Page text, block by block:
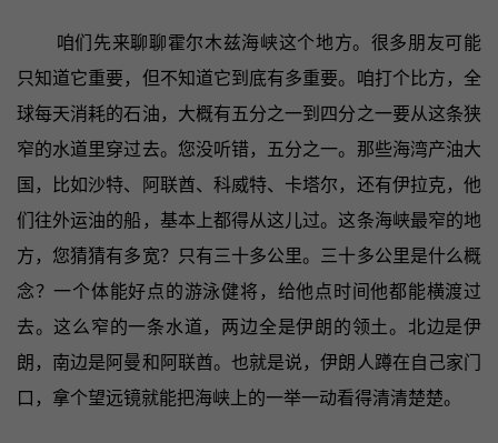
咱们先来聊聊霍尔木兹海峡这个地方。很多朋友可能
只知道它重要，但不知道它到底有多重要。咱打个比方，全
球每天消耗的石油，大概有五分之一到四分之一要从这条狭
窄的水道里穿过去。您没听错，五分之一。那些海湾产油大
国，比如沙特、阿联酋、科威特、卡塔尔，还有伊拉克，他
们往外运油的船，基本上都得从这儿过。这条海峡最窄的地
方，您猜猜有多宽？只有三十多公里。三十多公里是什么概
念？一个体能好点的游泳健将，给他点时间他都能横渡过
去。这么窄的一条水道，两边全是伊朗的领土。北边是伊
朗，南边是阿曼和阿联酋。也就是说，伊朗人蹲在自己家门
口，拿个望远镜就能把海峡上的一举一动看得清清楚楚。